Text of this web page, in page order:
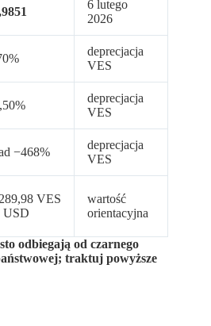
6 lutego
2026
deprecjacja
VES
deprecjacja
VES
−468%
deprecjacja
VES
VES
USD
wartość
orientacyjna
odbiegają od czarnego
traktuj powyższe